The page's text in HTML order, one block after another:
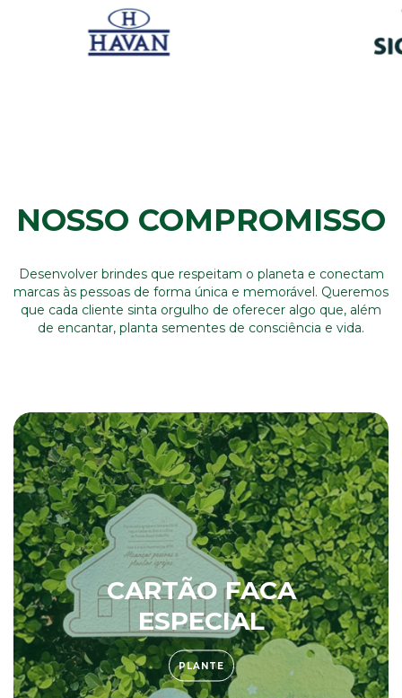
NOSSO COMPROMISSO
Desenvolver brindes que respeitam o planeta e conectam
marcas às pessoas de forma única e memorável. Queremos
que cada cliente sinta orgulho de oferecer algo que, além
de encantar, planta sementes de consciência e vida.
CARTÃO FACA
ESPECIAL
PLANTE